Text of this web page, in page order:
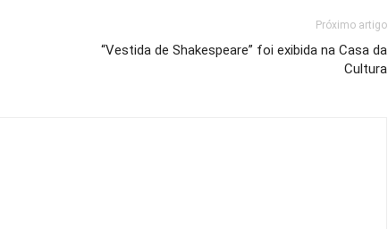
Próximo artigo
“Vestida de Shakespeare” foi exibida na Casa da
Cultura